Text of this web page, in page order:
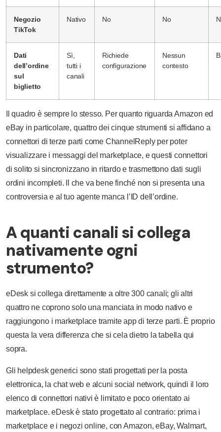
Negozio
TikTok
Nativo No No
Dati
dell’ordine
sul
biglietto
Sì,
tutti i
canali
Richiede
configurazione
Nessun
contesto
Il quadro è sempre lo stesso. Per quanto riguarda Amazon ed
eBay in particolare, quattro dei cinque strumenti si affidano a
connettori di terze parti come ChannelReply per poter
visualizzare i messaggi del marketplace, e questi connettori
di solito si sincronizzano in ritardo e trasmettono dati sugli
ordini incompleti. Il che va bene finché non si presenta una
controversia e al tuo agente manca l’ID dell’ordine.
A quanti canali si collega
nativamente ogni
strumento?
eDesk si collega direttamente a oltre 300 canali; gli altri
quattro ne coprono solo una manciata in modo nativo e
raggiungono i marketplace tramite app di terze parti. È proprio
questa la vera differenza che si cela dietro la tabella qui
sopra.
Gli helpdesk generici sono stati progettati per la posta
elettronica, la chat web e alcuni social network, quindi il loro
elenco di connettori nativi è limitato e poco orientato ai
marketplace. eDesk è stato progettato al contrario: prima i
marketplace e i negozi online, con Amazon, eBay, Walmart,